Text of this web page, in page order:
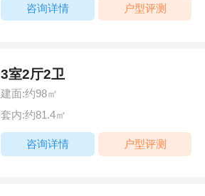
咨询详情 户型评测
3室2厅2卫
建面:约98㎡
套内:约81.4㎡
咨询详情 户型评测